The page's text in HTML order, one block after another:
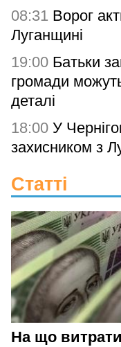
08:31 Ворог
Луганщині
19:00 Батьки
громади
деталі
18:00 У
захисником з
Статті
На що